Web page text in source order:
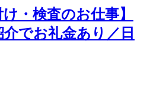
・検査のお仕事】
でお礼金あり／日